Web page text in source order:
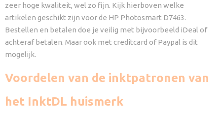
zeer hoge kwaliteit, wel zo fijn. Kijk hierboven welke
artikelen geschikt zijn voor de HP Photosmart D7463.
Bestellen en betalen doe je veilig met bijvoorbeeld iDeal of
achteraf betalen. Maar ook met creditcard of Paypal is dit
mogelijk.
Voordelen van de inktpatronen van
het InktDL huismerk